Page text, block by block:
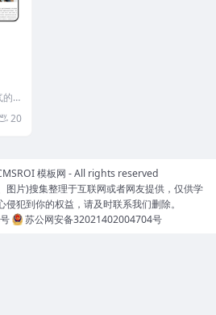
的
20
模板网 - All rights reserved
图片)搜集整理于互联网或者网友提供，仅供学
犯到你的权益，请及时联系我们删除。
苏公网安备32021402004704号